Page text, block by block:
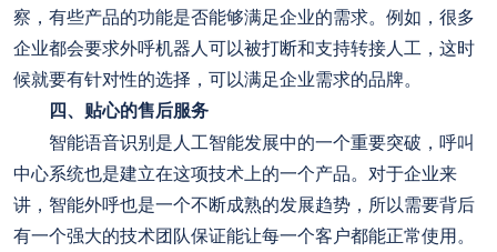
察，有些产品的功能是否能够满足企业的需求。例如，很多
企业都会要求外呼机器人可以被打断和支持转接人工，这时
候就要有针对性的选择，可以满足企业需求的品牌。
四、贴心的售后服务
智能语音识别是人工智能发展中的一个重要突破，呼叫
中心系统也是建立在这项技术上的一个产品。对于企业来
讲，智能外呼也是一个不断成熟的发展趋势，所以需要背后
有一个强大的技术团队保证能让每一个客户都能正常使用。